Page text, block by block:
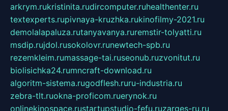
arkrym.rukristinita.rudircomputer.ruhealthenter.ru
textexperts.rupivnaya-kruzhka.rukinofilmy-2021.ru
demolalapaluza.rutanyavanya.ruremstir-tolyatti.ru
msdip.rujdol.rusokolovr.runewtech-spb.ru
rezemkleim.rumassage-tai.ruseonub.ruzvonitut.ru
biolisichka24.rumncraft-download.ru
algoritm-sistema.rugodflesh.ruru-industria.ru
zebra-tlt.ruokna-proficom.ruerynok.ru
onlinekinospace.rustartupstudio-fefu.ruzarges-ru.ru